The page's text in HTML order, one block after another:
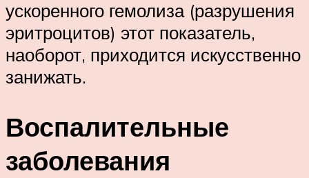
ускоренного гемолиза (разрушения
эритроцитов) этот показатель,
наоборот, приходится искусственно
занижать.
Воспалительные
заболевания